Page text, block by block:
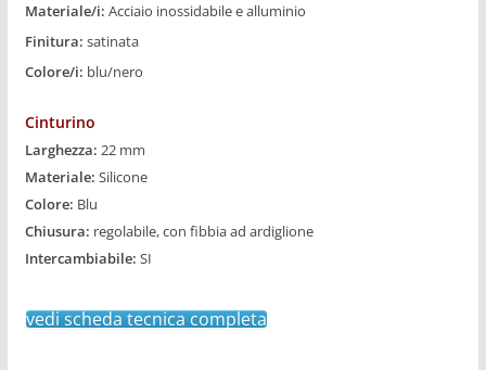
Materiale/i: Acciaio inossidabile e alluminio
Finitura: satinata
Colore/i: blu/nero
Cinturino
Larghezza: 22 mm
Materiale: Silicone
Colore: Blu
Chiusura: regolabile, con fibbia ad ardiglione
Intercambiabile: SI
vedi scheda tecnica completa